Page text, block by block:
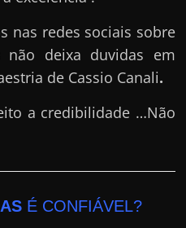
nas redes sociais sobre
não deixa duvidas em
de Cassio Canali.
a credibilidade …Não
É CONFIÁVEL?